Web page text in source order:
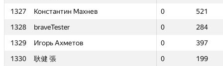
1327
Константин Махнев 0
521
1328
braveTester 0
284
1329
Игорь Ахметов 0
397
1330
耿健 張 0
199
1327
Константин Махнев 0
521
1328
braveTester 0
284
1329
Игорь Ахметов 0
397
1330
耿健 張 0
199